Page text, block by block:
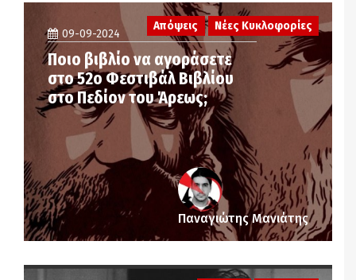
Απόψεις Νέες Κυκλοφορίες
09-09-2024
Ποιο βιβλίο να αγοράσετε
στο 52ο Φεστιβάλ Βιβλίου
στο Πεδίον του Άρεως;
Παναγιώτης Μανιάτης